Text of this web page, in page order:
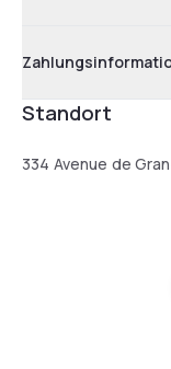
Standort
334 Avenue de